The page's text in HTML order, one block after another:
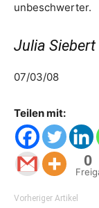
unbeschwerter.
Julia Siebert
07/03/08
Teilen mit:
0
Vorheriger Artikel